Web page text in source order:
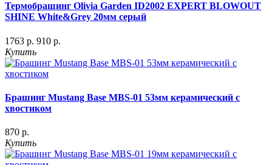
Термобрашинг Olivia Garden ID2002 EXPERT BLOWOUT
SHINE White&Grey 20мм серый
1763 р. 910 р.
Купить
Брашинг Mustang Base MBS-01 53мм керамический с
хвостиком
870 р.
Купить